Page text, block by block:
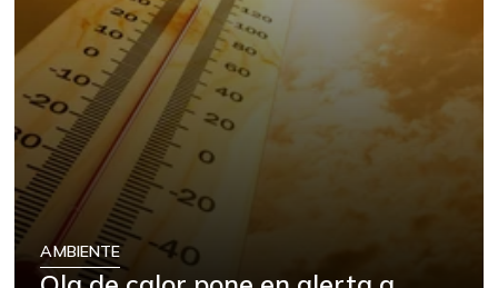
AMBIENTE